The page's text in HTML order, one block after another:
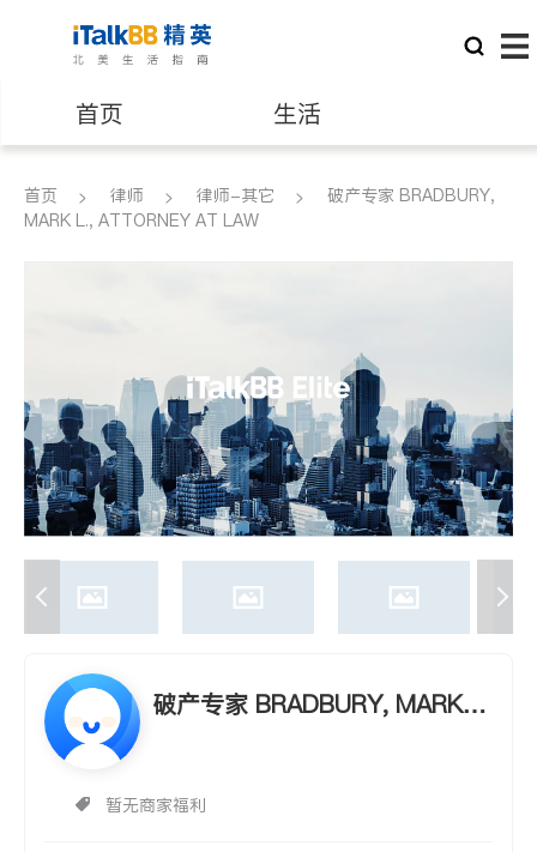
首页 生活
医生 律师
养老 非盈利组织
首页 律师 律师-其它
破产专家 BRADBURY,
MARK L., ATTORNEY AT LAW
破产专家 BRADBURY, MARK
暂无商家福利